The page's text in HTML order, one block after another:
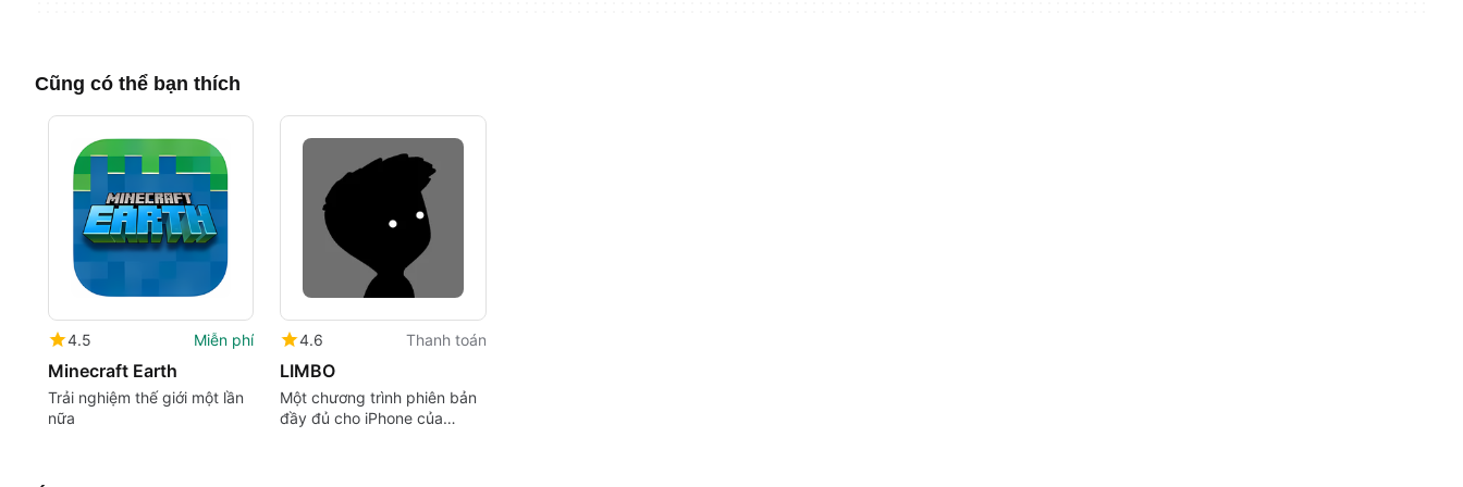
Cũng có thể bạn thích
4.5 Miễn phí
Minecraft Earth
Trải nghiệm thế giới một lần
nữa
4.6 Thanh toán
LIMBO
Một chương trình phiên bản
đầy đủ cho iPhone của